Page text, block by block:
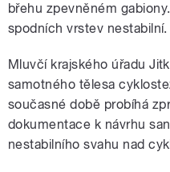
břehu zpevněném
spodních vrstev nestabilní.
Mluvčí krajského úřadu
samotného tělesa
současné době probíhá
dokumentace k návrhu
nestabilního svahu nad